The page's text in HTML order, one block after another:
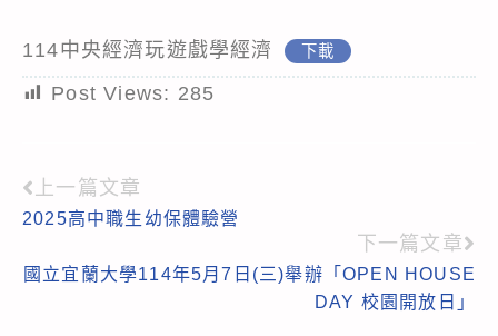
114中央經濟玩遊戲學經濟 下載
Post Views: 285
Read
more
articles
上一篇文章
2025高中職生幼保體驗營
下一篇文章
國立宜蘭大學114年5月7日(三)舉辦「OPEN HOUSE
DAY 校園開放日」